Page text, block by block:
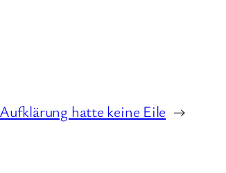
hatte keine Eile →